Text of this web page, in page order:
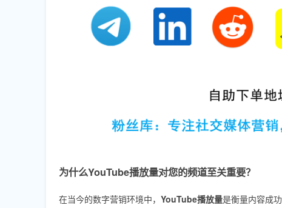
为什么YouTube播放量对您的频道至关重要？
在当今的数字营销环境中， YouTube播放量是衡量内容成